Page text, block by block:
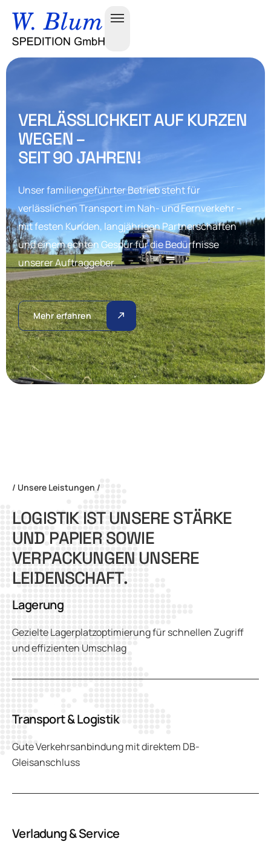
VERLÄSSLICHKEIT AUF KURZEN
WEGEN –
SEIT 90 JAHREN!
Unser familiengeführter Betrieb steht für
verlässlichen Transport im Nah- und Fernverkehr –
mit festen Kunden, langjährigen Partnerschaften
und einem echten Gespür für die Bedürfnisse
unserer Auftraggeber.
Mehr erfahren
/ Unsere Leistungen /
LOGISTIK ISTUNSERESTÄRKE
UND PAPIER SOWIE
VERPACKUNGEN UNSERE
LEIDENSCHAFT.
Lagerung
Gezielte Lagerplatzoptimierung für schnellen Zugriff
und effizienten Umschlag
Transport & Logistik
Gute Verkehrsanbindung mit direktem DB-
Gleisanschluss
Verladung & Service